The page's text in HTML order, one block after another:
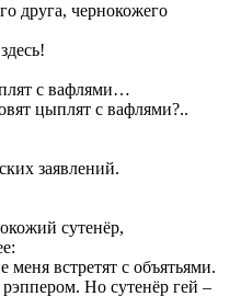
друга, чернокожего
с вафлями…
цыплят с вафлями?..
заявлений.
сутенёр,
встретят с объятьями.
Но сутенёр гей –